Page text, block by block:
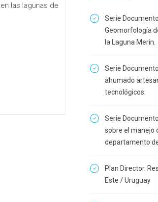
las lagunas de
Serie
Geomorfología
la Laguna Merín.
Serie
ahumado
tecnológicos.
Serie
sobre el manejo
departamento
Plan Director.
Este / Uruguay